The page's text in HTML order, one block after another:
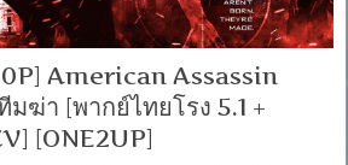
American Assassin
มฆ่า [พากย์ไทยโรง 5.1 +
[ONE2UP]